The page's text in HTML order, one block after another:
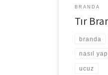
BRANDA
Tır
branda
nasıl
ucuz